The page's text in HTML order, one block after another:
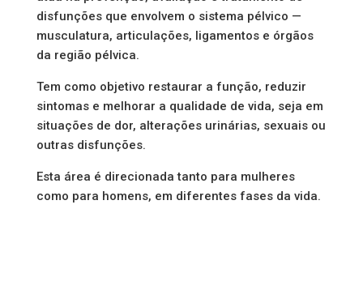
disfunções que envolvem o sistema pélvico —
musculatura, articulações, ligamentos e órgãos
da região pélvica.
Tem como objetivo restaurar a função, reduzir
sintomas e melhorar a qualidade de vida, seja em
situações de dor, alterações urinárias, sexuais ou
outras disfunções.
Esta área é direcionada tanto para mulheres
como para homens, em diferentes fases da vida.